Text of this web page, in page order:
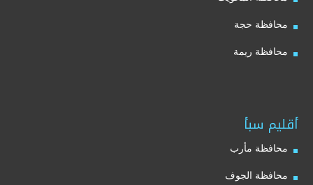
محافظة حجة
محافظة ريمة
أقليم سبأ
محافظة مأرب
محافظة الجوف